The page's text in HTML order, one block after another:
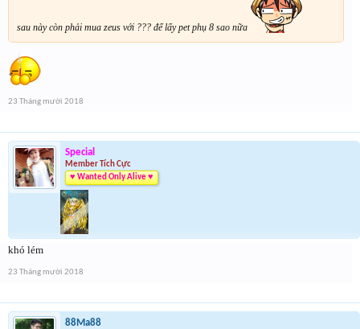
sau này còn phải mua zeus với ??? để lấy pet phụ 8 sao nữa
23 Tháng mười 2018
Special
Member Tích Cực
♥ Wanted Only Alive ♥
khó lém
23 Tháng mười 2018
88Ma88